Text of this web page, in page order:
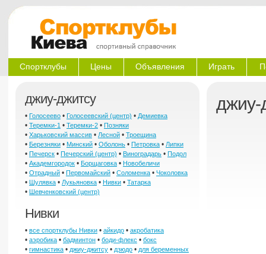
Спортклубы Цены Объявления Играть
джиу-джитсу
• Голосеево • Голосеевский (центр) • Демиевка
• Теремки-1 • Теремки-2 • Позняки
• Харьковский массив • Лесной • Троещина
• Березняки • Минский • Оболонь • Петровка • Липки
• Печерск • Печерский (центр) • Виноградарь • Подол
• Академгородок • Борщаговка • Новобеличи
• Отрадный • Первомайский • Соломенка • Чоколовка
• Шулявка • Лукьяновка • Нивки • Татарка
• Шевченковский (центр)
Нивки
• все спортклубы Нивки • айкидо • акробатика
• аэробика • бадминтон • боди-флекс • бокс
• гимнастика • джиу-джитсу • дзюдо • для беременных
джиу-